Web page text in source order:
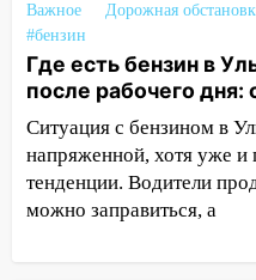
05:00
Кому 6
прибыль, а кому —
прочность
22:58 Соцсети: на
ДТП с
20:22
Мошенники
Важное Дорожная
#бензин
Где есть бензин в
после рабочего дня:
Ситуация с бензином в
напряженной, хотя уже и
тенденции. Водители
можно заправиться, а